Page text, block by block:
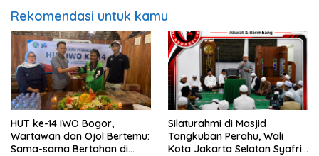
Rekomendasi untuk kamu
HUT ke-14 IWO Bogor,
Wartawan dan Ojol Bertemu:
Sama-sama Bertahan di
Silaturahmi di Masjid
Tangkuban Perahu, Wali
Kota Jakarta Selatan Syafrin